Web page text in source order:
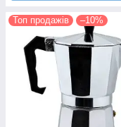
Топ продажів –10%